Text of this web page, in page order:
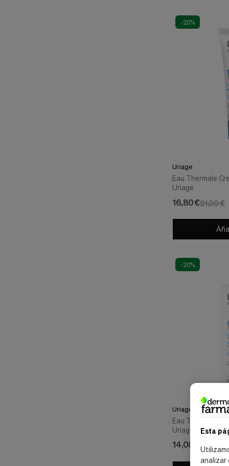
Esta
analizar
-20%
Uriage
Eau Thermale
Uriage
21,00 €
16,80 €
-20%
Uriage
Eau Thermale
Uriage
17,50 €
14,00 €